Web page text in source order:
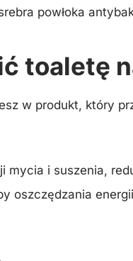
powłoka
toaletę
w produkt, który
mycia i suszenia,
oszczędzania